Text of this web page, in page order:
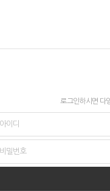
로그인하시면 다